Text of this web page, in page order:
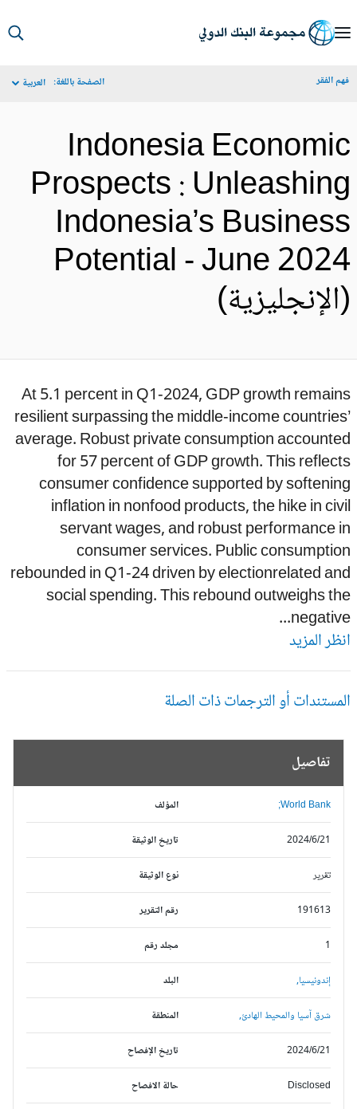
الفقر الصفحة باللغة: العربية
Indonesia
Prospects :
Indonesia’s
Potential - June
At 5.1 percent in Q1-2024, GDP growth
resilient surpassing the middle-income
average. Robust private consumption
for 57 percent of GDP growth. This
consumer confidence supported by
inflation in nonfood products, the hike in
servant wages, and robust performance
consumer services. Public
rebounded in Q1-24 driven by electionrelated
social spending. This rebound outweighs
المزيد
أو الترجمات ذات الصلة
تفاصيل
المؤلف World Bank;
تاريخ الوثيقة 2024/6/21
نوع الوثيقة تقرير
رقم التقرير 191613
مجلد رقم
البلد إندونيسيا,
المنطقة شرق آسيا والمحيط الهادئ,
تاريخ الإفصاح 2024/6/21
حالة الافصاح Disclosed